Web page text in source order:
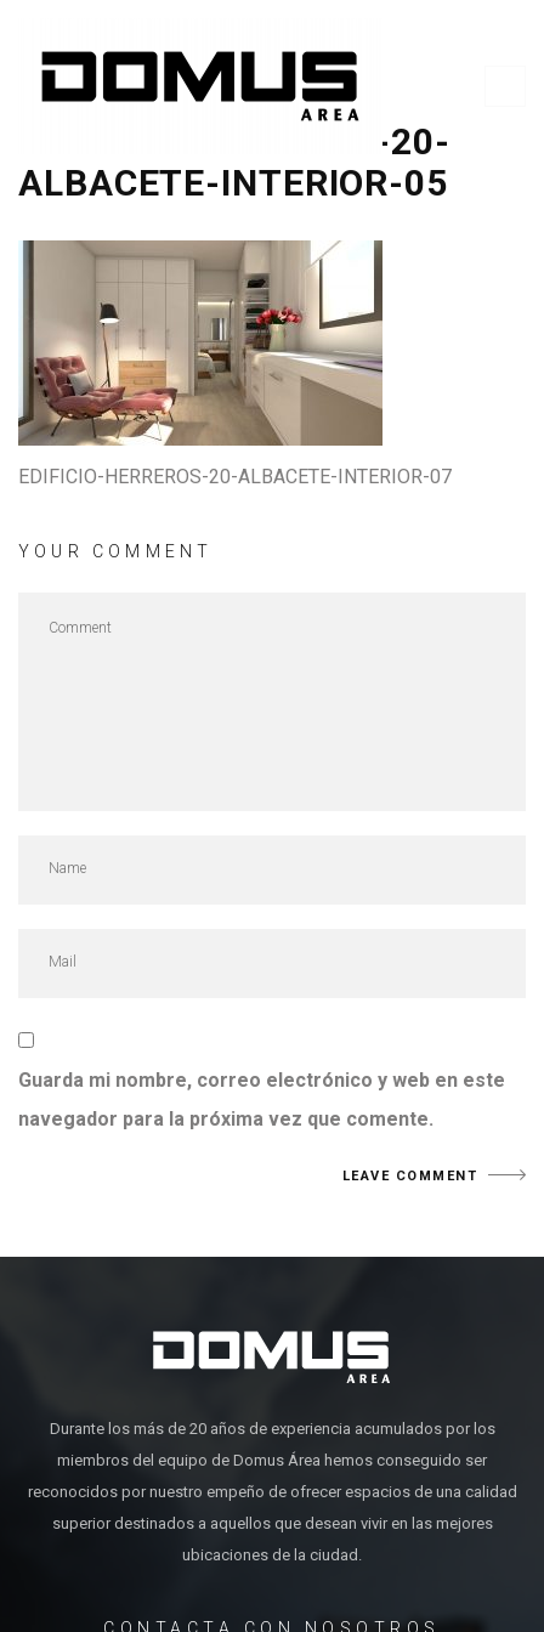
EDIFICIO-HERREROS-20-
ALBACETE-INTERIOR-05
EDIFICIO-HERREROS-20-ALBACETE-INTERIOR-07
YOUR COMMENT
Guarda mi nombre, correo electrónico y web en este
navegador para la próxima vez que comente.
Durante los más de 20 años de experiencia acumulados por los
miembros del equipo de Domus Área hemos conseguido ser
reconocidos por nuestro empeño de ofrecer espacios de una calidad
superior destinados a aquellos que desean vivir en las mejores
ubicaciones de la ciudad.